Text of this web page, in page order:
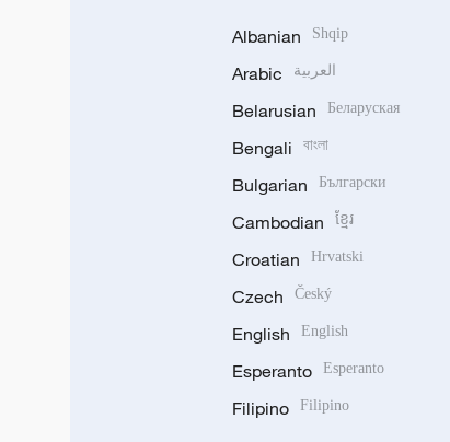
Albanian Shqip
Arabic العربية
Belarusian Беларуская
Bengali বাংলা
Bulgarian Български
Cambodian ខ្មែរ
Croatian Hrvatski
Czech Český
English English
Esperanto Esperanto
Filipino Filipino